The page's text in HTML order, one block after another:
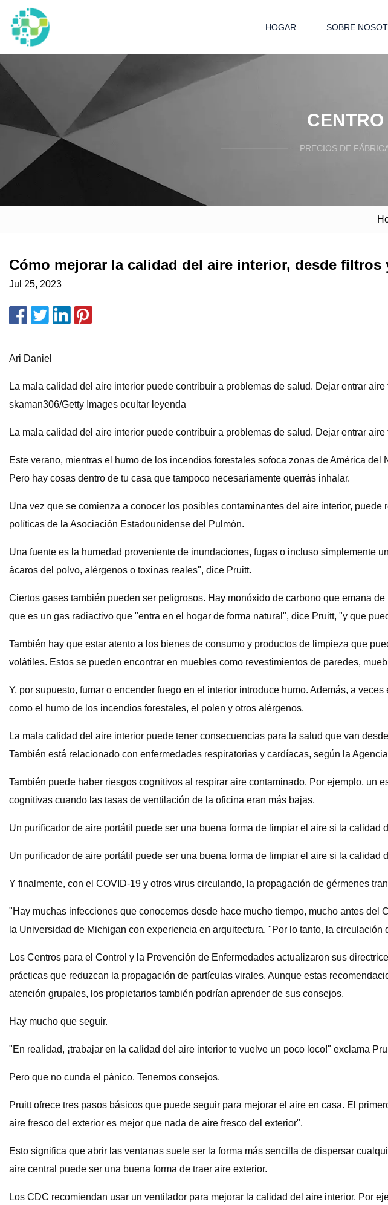
HOGAR SOBRE
PRECIOS DE
Cómo mejorar la calidad del aire interior, desde
Jul 25, 2023
Ari Daniel
La mala calidad del aire interior puede contribuir a problemas de salud. Dejar entrar
skaman306/Getty Images ocultar leyenda
La mala calidad del aire interior puede contribuir a problemas de salud. Dejar entrar
Este verano, mientras el humo de los incendios forestales sofoca zonas de América
Pero hay cosas dentro de tu casa que tampoco necesariamente querrás inhalar.
Una vez que se comienza a conocer los posibles contaminantes del aire interior,
políticas de la Asociación Estadounidense del Pulmón.
Una fuente es la humedad proveniente de inundaciones, fugas o incluso simplemente
ácaros del polvo, alérgenos o toxinas reales", dice Pruitt.
Ciertos gases también pueden ser peligrosos. Hay monóxido de carbono que emana
que es un gas radiactivo que "entra en el hogar de forma natural", dice Pruitt, "y que
También hay que estar atento a los bienes de consumo y productos de limpieza que
volátiles. Estos se pueden encontrar en muebles como revestimientos de paredes,
Y, por supuesto, fumar o encender fuego en el interior introduce humo. Además, a
como el humo de los incendios forestales, el polen y otros alérgenos.
La mala calidad del aire interior puede tener consecuencias para la salud que van
También está relacionado con enfermedades respiratorias y cardíacas, según la
También puede haber riesgos cognitivos al respirar aire contaminado. Por ejemplo, un
cognitivas cuando las tasas de ventilación de la oficina eran más bajas.
Un purificador de aire portátil puede ser una buena forma de limpiar el aire si la
Un purificador de aire portátil puede ser una buena forma de limpiar el aire si la calidad
Y finalmente, con el COVID-19 y otros virus circulando, la propagación de gérmenes
"Hay muchas infecciones que conocemos desde hace mucho tiempo, mucho antes
la Universidad de Michigan con experiencia en arquitectura. "Por lo tanto, la
Los Centros para el Control y la Prevención de Enfermedades actualizaron sus
prácticas que reduzcan la propagación de partículas virales. Aunque estas
atención grupales, los propietarios también podrían aprender de sus consejos.
Hay mucho que seguir.
"En realidad, ¡trabajar en la calidad del aire interior te vuelve un poco loco!" exclama
Pero que no cunda el pánico. Tenemos consejos.
Pruitt ofrece tres pasos básicos que puede seguir para mejorar el aire en casa. El
aire fresco del exterior es mejor que nada de aire fresco del exterior".
Esto significa que abrir las ventanas suele ser la forma más sencilla de dispersar
aire central puede ser una buena forma de traer aire exterior.
Los CDC recomiendan usar un ventilador para mejorar la calidad del aire interior. Por